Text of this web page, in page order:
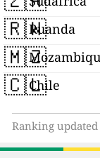
🇷🇼Ruanda
🇲🇿
🇨🇱
Chile
Ranking